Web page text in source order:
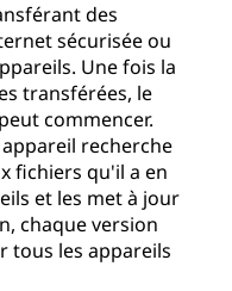
des
sécurisée ou
Une fois la
transférées, le
commencer.
recherche
fichiers qu'il a en
et les met à jour
chaque version
tous les appareils